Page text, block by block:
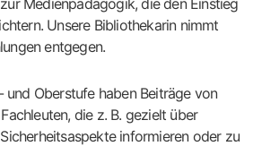
Unsere Bibliothekarin nimmt
entgegen.
und Oberstufe haben Beiträge von
die z. B. gezielt über
informieren oder zu